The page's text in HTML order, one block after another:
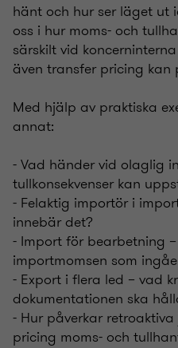
hänt och hur ser läget ut
oss i hur moms- och
särskilt vid
även transfer pricing kan
Med hjälp av praktiska
annat:
- Vad händer vid olaglig
tullkonsekvenser kan
- Felaktig importör i
innebär det?
- Import för bearbetning
importmomsen som
- Export i flera led – vad
dokumentationen ska
- Hur påverkar
pricing moms- och